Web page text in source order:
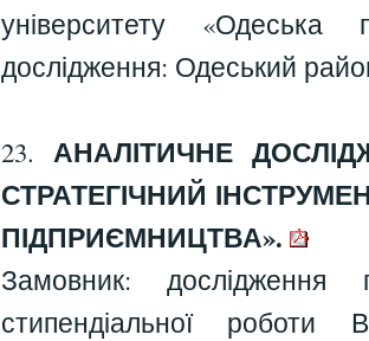
університету «Одеська
дослідження: Одеський
23. АНАЛІТИЧНЕ
СТРАТЕГІЧНИЙ
ПІДПРИЄМНИЦТВА».
Замовник: дослідження
стипендіальної